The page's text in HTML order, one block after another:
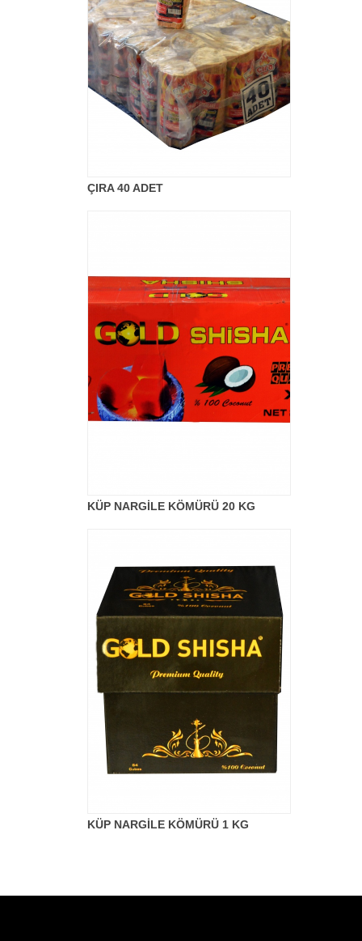
ÇIRA 40 ADET
KÜP NARGİLE KÖMÜRÜ 20 KG
KÜP NARGİLE KÖMÜRÜ 1 KG